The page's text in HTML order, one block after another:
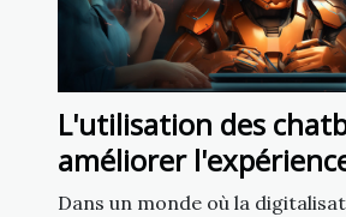
L'utilisation des
améliorer
employés
Dans un monde où la